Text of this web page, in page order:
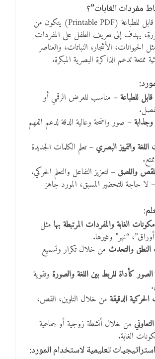
مفردات الغابات”؟
هو نشاط تعليمي قابل للطباعة (Printable PDF) يتكون من
يهدف إلى تعريف الطفل على المفردات
مثل الحيوانات، الأشجار، النباتات، والعناصر
ممتعة تدعم الذاكرة البصرية المبكرة.
– مناسب للعرض الرقمي أو
– صور واضحة وعالية الدقة لدعم الفهم
والتمييز البصري – تعلم الكلمات الجديدة
واللصق – لتعزيز التفاعل والتعلم الحركي.
– لا حاجة للتحضير المسبق، المورد جاهز
الغابة والمفردات المرتبطة بهامثل
“نهر” وغيرها.
النطق والتحدث من خلال تكرار وتسميع
كأداة للربط بين اللغة والصورة وتقوية
الحركية الدقيقةمن خلال التلوين، القص،
من خلال أنشطة زوجية أو جماعية
الغابة.
تعليمية لاستخدام المورد: